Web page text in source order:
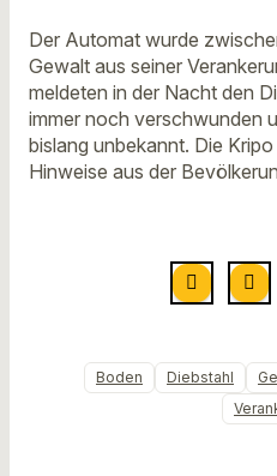
Der Automat wurde
Gewalt aus seiner
meldeten in der Nacht den
immer noch verschwunden
bislang unbekannt. Die
Hinweise aus der
Boden Diebstahl